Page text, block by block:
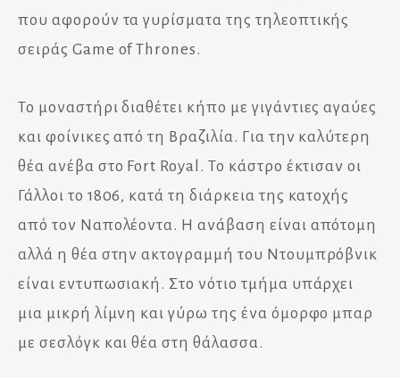
που αφορούν τα γυρίσματα της τηλεοπτικής
σειράς Game of Thrones.
Το μοναστήρι διαθέτει κήπο με γιγάντιες αγαύες
και φοίνικες από τη Βραζιλία. Για την καλύτερη
θέα ανέβα στο Fort Royal. Το κάστρο έκτισαν οι
Γάλλοι το 1806, κατά τη διάρκεια της κατοχής
από τον Ναπολέοντα. Η ανάβαση είναι απότομη
αλλά η θέα στην ακτογραμμή του Ντουμπρόβνικ
είναι εντυπωσιακή. Στο νότιο τμήμα υπάρχει
μια μικρή λίμνη και γύρω της ένα όμορφο μπαρ
με σεσλόγκ και θέα στη θάλασσα.